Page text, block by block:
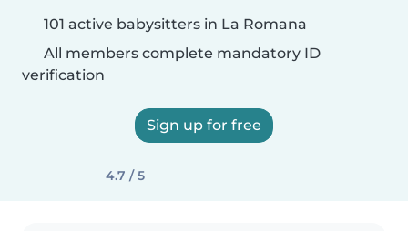
101 active babysitters in La Romana
All members complete mandatory ID
verification
Sign up for free
4.7 / 5